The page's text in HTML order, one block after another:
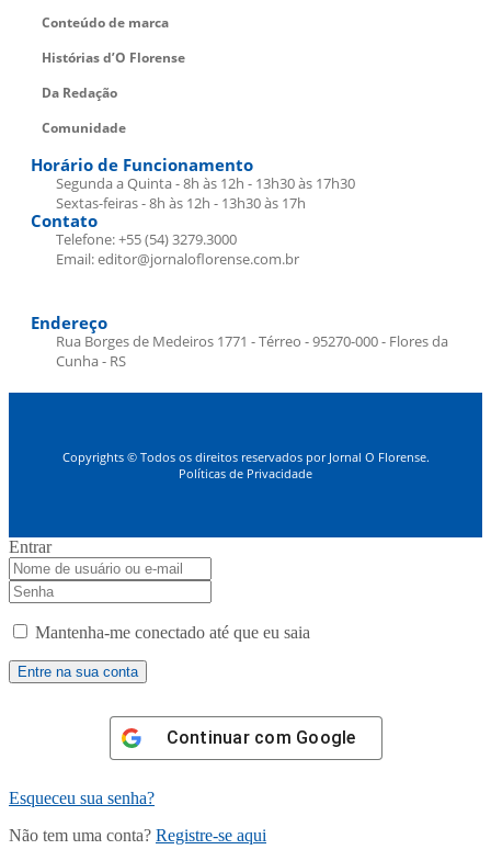
Conteúdo de marca
Histórias d’O Florense
Da Redação
Comunidade
Horário de Funcionamento
Segunda a Quinta - 8h às 12h - 13h30 às 17h30
Sextas-feiras - 8h às 12h - 13h30 às 17h
Contato
Telefone: +55 (54) 3279.3000
Email: editor@jornaloflorense.com.br
Endereço
Rua Borges de Medeiros 1771 - Térreo - 95270-000 - Flores da
Cunha - RS
Copyrights © Todos os direitos reservados por Jornal O Florense.
Políticas de Privacidade
Entrar
Mantenha-me conectado até que eu saia
Continuar com Google
Esqueceu sua senha?
Não tem uma conta? Registre-se aqui